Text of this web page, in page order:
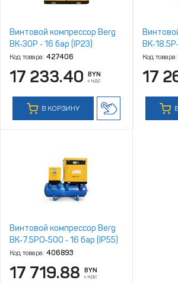
Винтовой компрессор Berg
ВК‑30Р ‑ 16 бар (IP23)
Код товара: 427406
17 233.40 BYN
с НДС
В КОРЗИНУ
Код товара:
17
Винтовой компрессор Berg
ВК‑7.5РО‑500 ‑ 16 бар (IP55)
Код товара: 406893
17 719.88 BYN
с НДС